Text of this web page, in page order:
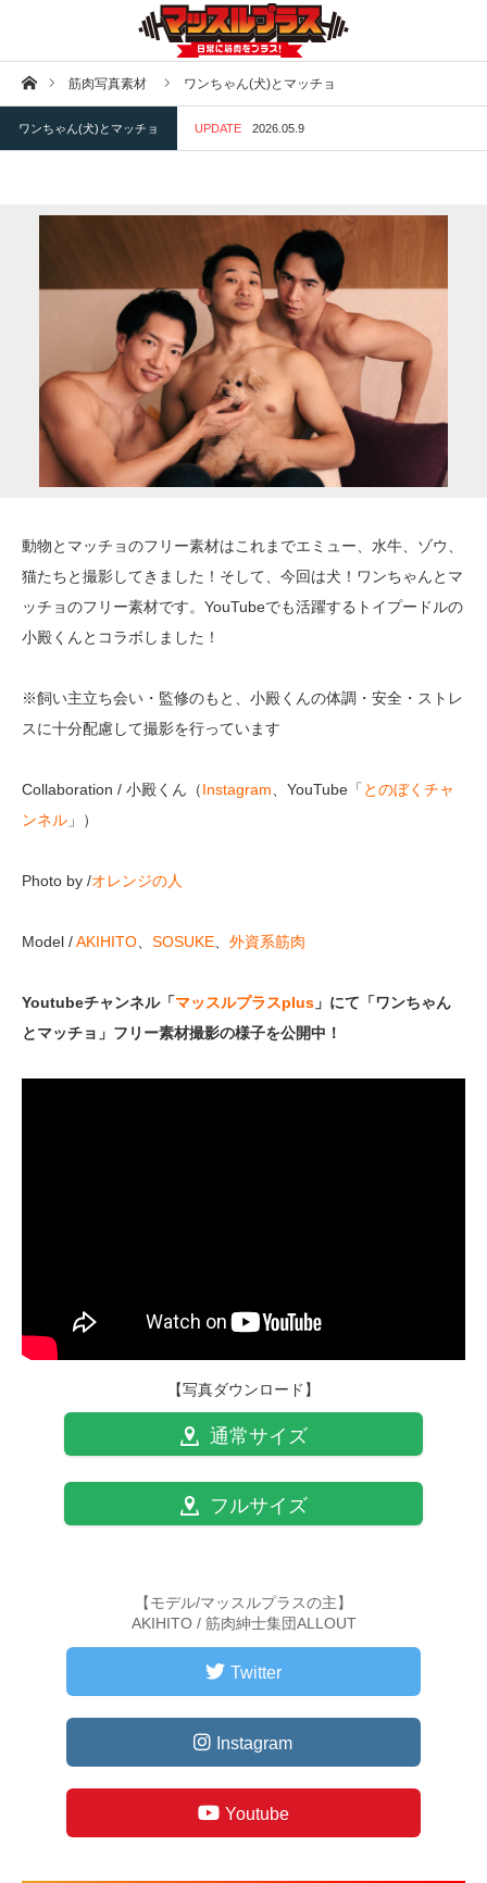
ホーム筋肉写真素材 ワンちゃん(犬)とマッチョ
ワンちゃん(犬)とマッチョ UPDATE 2026.05.9
動物とマッチョのフリー素材はこれまでエミュー、水牛、ゾウ、
猫たちと撮影してきました！そして、今回は犬！ワンちゃんとマ
ッチョのフリー素材です。YouTubeでも活躍するトイプードルの
小殿くんとコラボしました！
※飼い主立ち会い・監修のもと、小殿くんの体調・安全・ストレ
スに十分配慮して撮影を行っています
Collaboration / 小殿くん（Instagram 、YouTube「とのぼくチャ
ンネル 」）
Photo by /オレンジの人
Model /AKIHITO SOSUKE 外資系筋肉
Youtubeチャンネル「マッスルプラスplus 」にて「ワンちゃん
とマッチョ」フリー素材撮影の様子を公開中！
【写真ダウンロード】
通常サイズ
フルサイズ
【モデル/マッスルプラスの主】
AKIHITO / 筋肉紳士集団ALLOUT
Twitter
Instagram
Youtube